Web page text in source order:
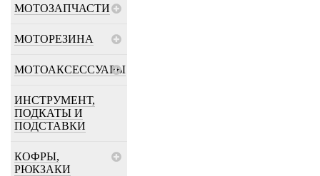
МОТОЗАПЧАСТИ
МОТОРЕЗИНА
МОТОАКСЕССУАРЫ
ИНСТРУМЕНТ,
ПОДКАТЫ И
ПОДСТАВКИ
КОФРЫ,
РЮКЗАКИ